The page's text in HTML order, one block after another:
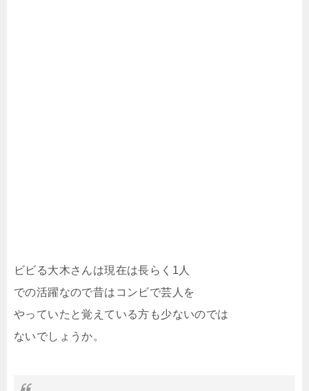
ビビる大木さんは現在は長らく1人
での活躍なので昔はコンビで芸人を
やっていたと覚えている方も少ないのでは
ないでしょうか。